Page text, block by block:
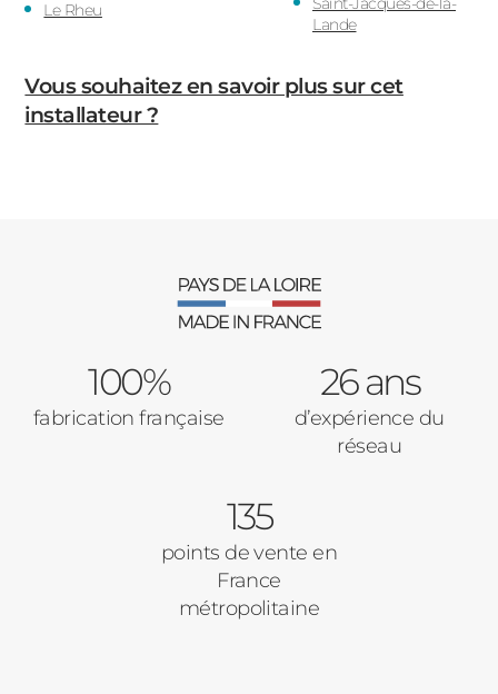
Le Rheu
Lande
Vous souhaitez en savoir plus sur cet
installateur ?
100%
fabrication française
26 ans
d’expérience du
réseau
135
points de vente en
France
métropolitaine